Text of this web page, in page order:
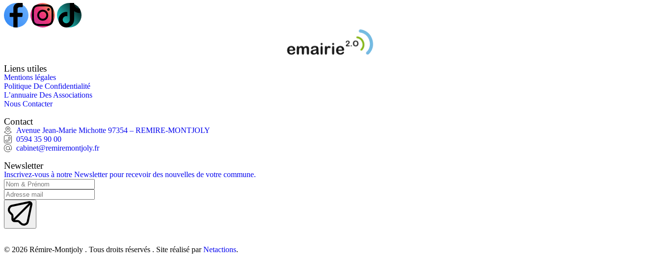
Liens utiles
Mentions légales
Politique De Confidentialité
L’annuaire Des Associations
Nous Contacter
Contact
Avenue Jean-Marie Michotte 97354 – REMIRE-MONTJOLY
0594 35 90 00
cabinet@remiremontjoly.fr
Newsletter
Inscrivez-vous à notre Newsletter pour recevoir des nouvelles de votre commune.
© 2026 Rémire-Montjoly . Tous droits réservés . Site réalisé parNetactions.